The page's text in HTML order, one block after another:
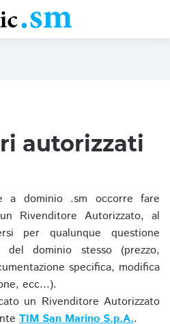
autorizzati
a dominio .sm occorre fare
Rivenditore Autorizzato, al
per qualunque questione
del dominio stesso (prezzo,
specifica, modifica
ecc...).
un Rivenditore Autorizzato
TIM San Marino S.p.A..